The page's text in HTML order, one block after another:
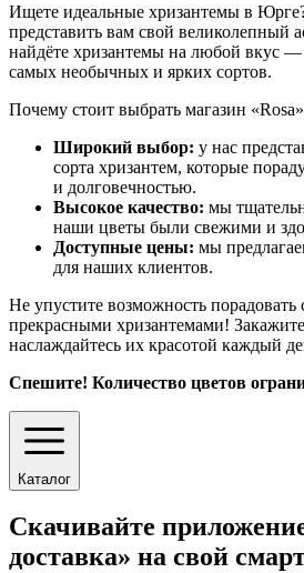
Ищете идеальные хризантемы в
представить вам свой великолепный
найдёте хризантемы на любой вкус —
самых необычных и ярких сортов.
Почему стоит выбрать магазин
Широкий выбор: у нас
сорта хризантем, которые
и долговечностью.
Высокое качество: мы
наши цветы были свежими и
Доступные цены: мы
для наших клиентов.
Не упустите возможность порадовать
прекрасными хризантемами!
наслаждайтесь их красотой каждый
Спешите! Количество цветов
Каталог
Скачивайте
доставка» на свой